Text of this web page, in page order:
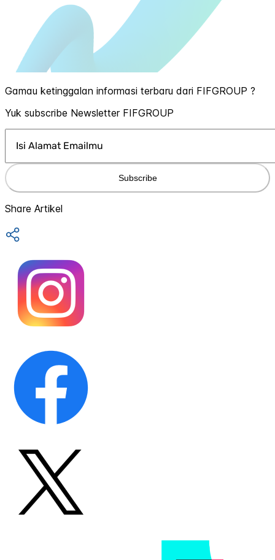
Gamau ketinggalan informasi terbaru dari FIFGROUP ?
Yuk subscribe Newsletter FIFGROUP
Subscribe
Share Artikel